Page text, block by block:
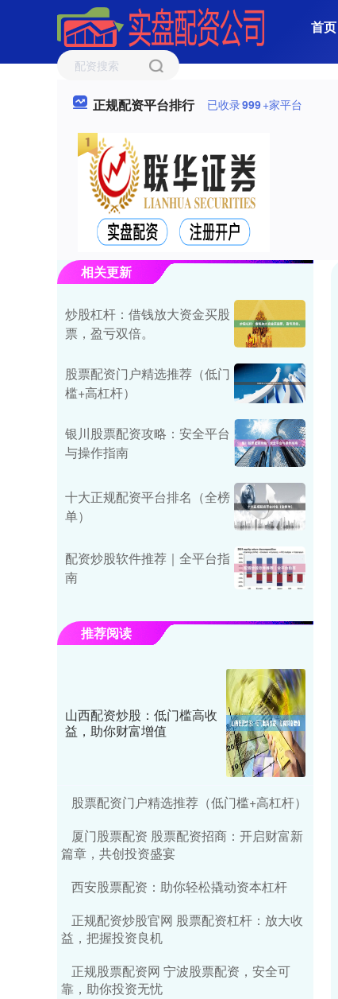
首页
正规配资平台排行 已收录999+家平台
相关更新
炒股杠杆：借钱放大资金买股
票，盈亏双倍。
股票配资门户精选推荐（低门
槛+高杠杆）
银川股票配资攻略：安全平台
与操作指南
十大正规配资平台排名（全榜
单）
配资炒股软件推荐｜全平台指
南
推荐阅读
山西配资炒股：低门槛高收
益，助你财富增值
股票配资门户精选推荐（低门槛+高杠杆）
厦门股票配资 股票配资招商：开启财富新
篇章，共创投资盛宴
西安股票配资：助你轻松撬动资本杠杆
正规配资炒股官网 股票配资杠杆：放大收
益，把握投资良机
正规股票配资网 宁波股票配资，安全可
靠，助你投资无忧